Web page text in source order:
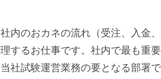
社内のおカネの流れ（受注、入金
理するお仕事です。社内で最も重
当社試験運営業務の要となる部署